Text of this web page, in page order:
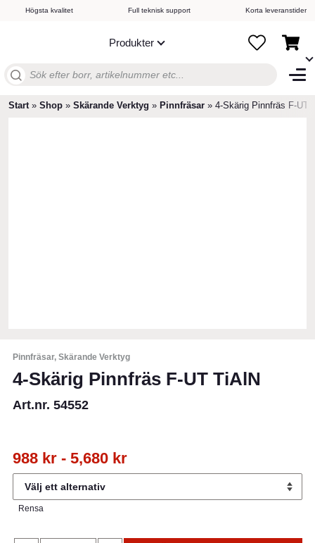
Högsta kvalitet Full teknisk support Korta leveranstider
Produkter
Sök
Start» Shop » Skärande Verktyg » Pinnfräsar » 4-Skärig Pinnfräs F-UT
Pinnfräsar, Skärande Verktyg
4-Skärig Pinnfräs F-UT TiAlN
Art.nr. 54552
988 kr - 5,680 kr
Rensa